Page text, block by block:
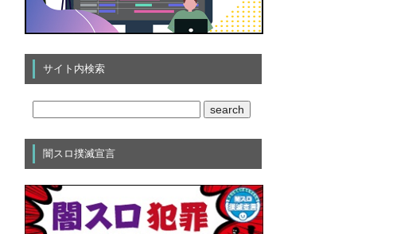
サイト内検索
闇スロ撲滅宣言